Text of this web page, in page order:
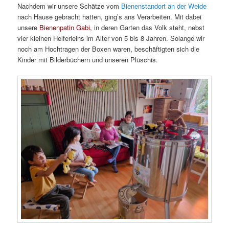
Nachdem wir unsere Schätze vom Bienenstandort an der Weide
nach Hause gebracht hatten, ging’s ans Verarbeiten. Mit dabei
unsere Bienenpatin Gabi, in deren Garten das Volk steht, nebst
vier kleinen Helferleins im Alter von 5 bis 8 Jahren. Solange wir
noch am Hochtragen der Boxen waren, beschäftigten sich die
Kinder mit Bilderbüchern und unseren Plüschis.